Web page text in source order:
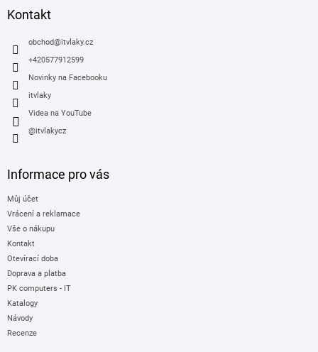
Kontakt
obchod@itvlaky.cz
+420577912599
Novinky na Facebooku
itvlaky
Videa na YouTube
@itvlakycz
Informace pro vás
Můj účet
Vrácení a reklamace
Vše o nákupu
Kontakt
Otevírací doba
Doprava a platba
PK computers - IT
Katalogy
Návody
Recenze